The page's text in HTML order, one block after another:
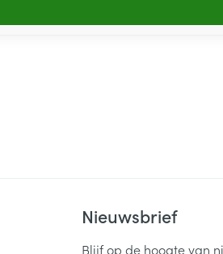
Nieuwsbrief
Blijf op de hoogte van